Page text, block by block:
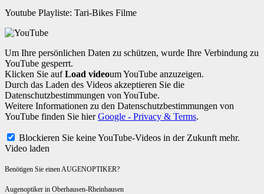
Youtube Playliste: Tari-Bikes Filme
Um Ihre persönlichen Daten zu schützen, wurde Ihre Verbindung zu
YouTube gesperrt.
Klicken Sie aufLoad videoum YouTube anzuzeigen.
Durch das Laden des Videos akzeptieren Sie die
Datenschutzbestimmungen von YouTube.
Weitere Informationen zu den Datenschutzbestimmungen von
YouTube finden Sie hierGoogle - Privacy & Terms.
Blockieren Sie keine YouTube-Videos in der Zukunft mehr.
Video laden
Benötigen Sie einen AUGENOPTIKER?
Augenoptiker in Oberhausen-Rheinhausen